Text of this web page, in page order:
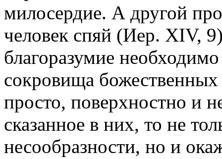
милосердие. А другой
человек спяй (Иер. XIV,
благоразумие
сокровища
просто, поверхностно и
сказанное в них, то не
несообразности, но и